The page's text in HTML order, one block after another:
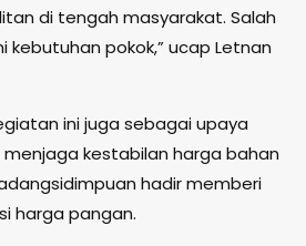
di tengah masyarakat. Salah
pokok,” ucap Letnan
ini juga sebagai upaya
kestabilan harga bahan
hadir memberi
harga pangan.